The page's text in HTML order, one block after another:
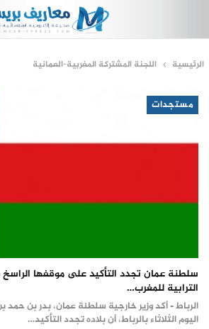
الرئيسية اللجنة المشتركة المغربية-العمانية
مستجدات
سلطنة عمان تجدد التأكيد على موقفها
الترابية للمغرب…
الرباط - أكد وزير خارجية سلطنة عمان، بدر بن
اليوم الثلاثاء بالرباط، أن بلاده تجدد التأكيد…